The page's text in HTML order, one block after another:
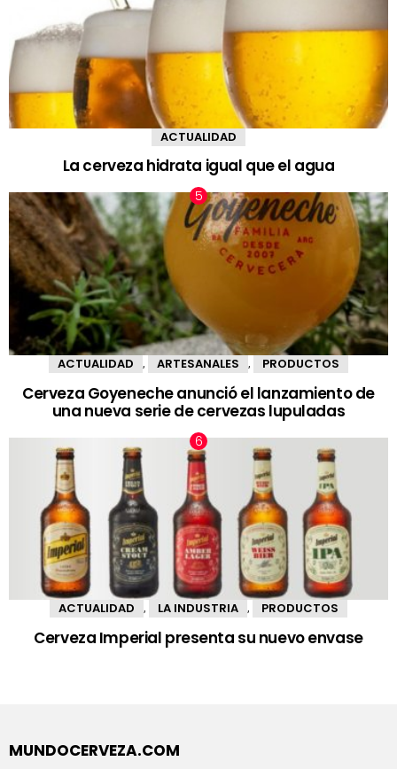
ACTUALIDAD
La cerveza hidrata igual que el agua
ACTUALIDAD , ARTESANALES , PRODUCTOS
Cerveza Goyeneche anunció el lanzamiento de
una nueva serie de cervezas lupuladas
ACTUALIDAD , LA INDUSTRIA , PRODUCTOS
Cerveza Imperial presenta su nuevo envase
MUNDOCERVEZA.COM